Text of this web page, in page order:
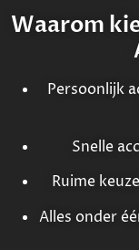
Waarom
Persoonlijk
Snelle
Ruime
Alles onder